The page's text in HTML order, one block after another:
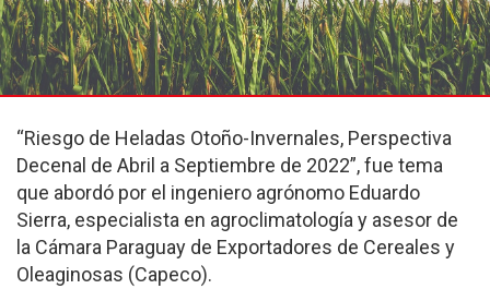
“Riesgo de Heladas Otoño-Invernales, Perspectiva
Decenal de Abril a Septiembre de 2022”, fue tema
que abordó por el ingeniero agrónomo Eduardo
Sierra, especialista en agroclimatología y asesor de
la Cámara Paraguay de Exportadores de Cereales y
Oleaginosas (Capeco).